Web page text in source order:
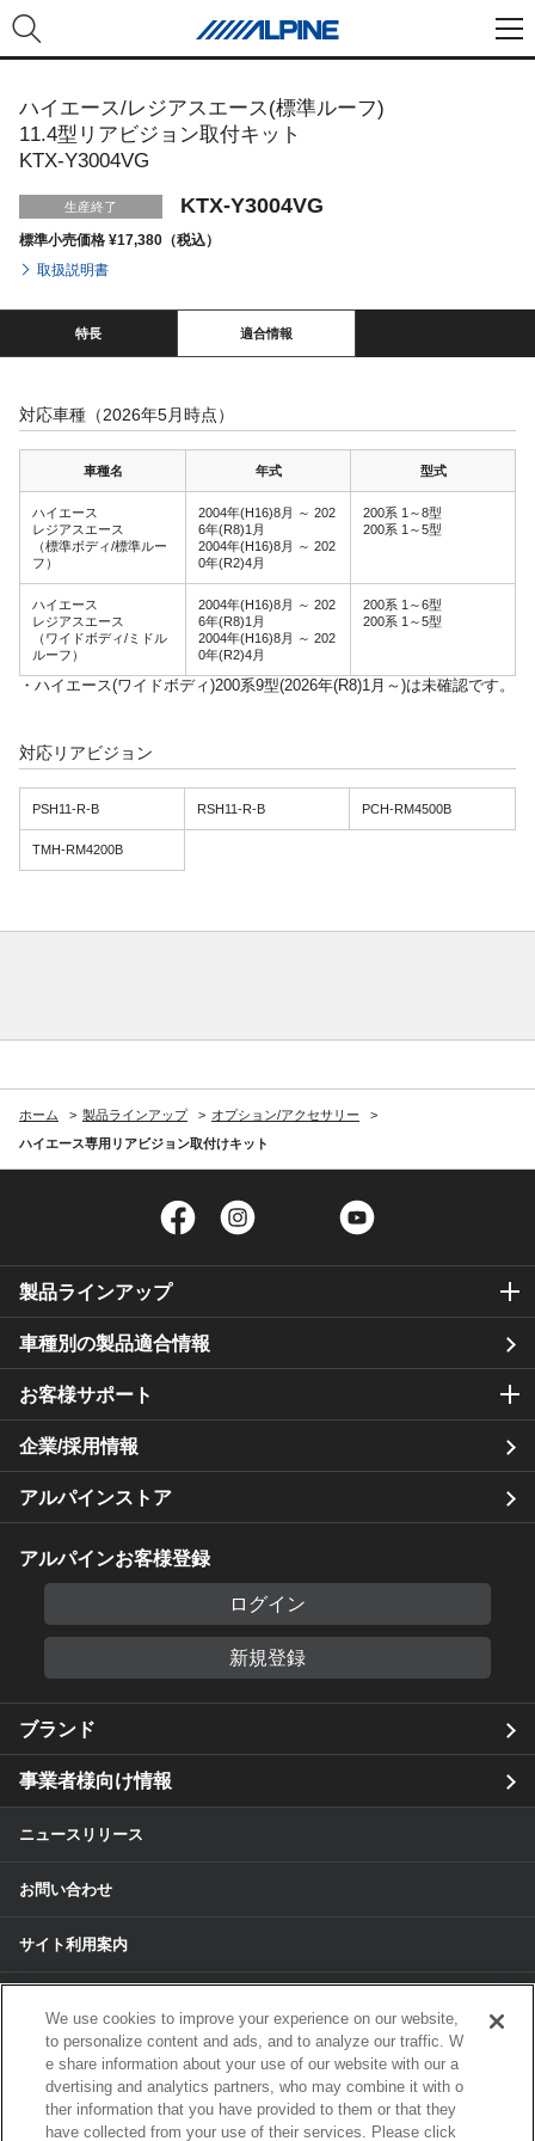
ハイエース/レジアスエース(標準ルーフ)
11.4型リアビジョン取付キット
KTX-Y3004VG
生産終了 KTX-Y3004VG
標準小売価格 ¥17,380（税込）
取扱説明書
特長 適合情報
対応車種（2026年5月時点）
車種名 年式 型式
ハイエース
レジアスエース
（標準ボディ/標準ルー
フ）
2004年(H16)8月 ～ 202
6年(R8)1月
2004年(H16)8月 ～ 202
0年(R2)4月
200系 1～8型
200系 1～5型
ハイエース
レジアスエース
（ワイドボディ/ミドル
ルーフ）
2004年(H16)8月 ～ 202
6年(R8)1月
2004年(H16)8月 ～ 202
0年(R2)4月
200系 1～6型
200系 1～5型
・ハイエース(ワイドボディ)200系9型(2026年(R8)1月～)は未確認です。
対応リアビジョン
PSH11-R-B RSH11-R-B PCH-RM4500B
TMH-RM4200B
ホーム 製品ラインアップ
オプション/アクセサリー
ハイエース専用リアビジョン取付けキット
Facebook Twitter
製品ラインアップ
車種別の製品適合情報
お客様サポート
企業/採用情報
アルパインストア
アルパインお客様登録
ログイン
新規登録
ブランド
事業者様向け情報
ニュースリリース
お問い合わせ
サイト利用案内
個人情報のお取扱いについて
各種サービスの個人情報保護方針
We use cookies to improve your experience on our website,
to personalize content and ads, and to analyze our traffic. W
e share information about your use of our website with our a
dvertising and analytics partners, who may combine it with o
ther information that you have provided to them or that they
have collected from your use of their services. Please click